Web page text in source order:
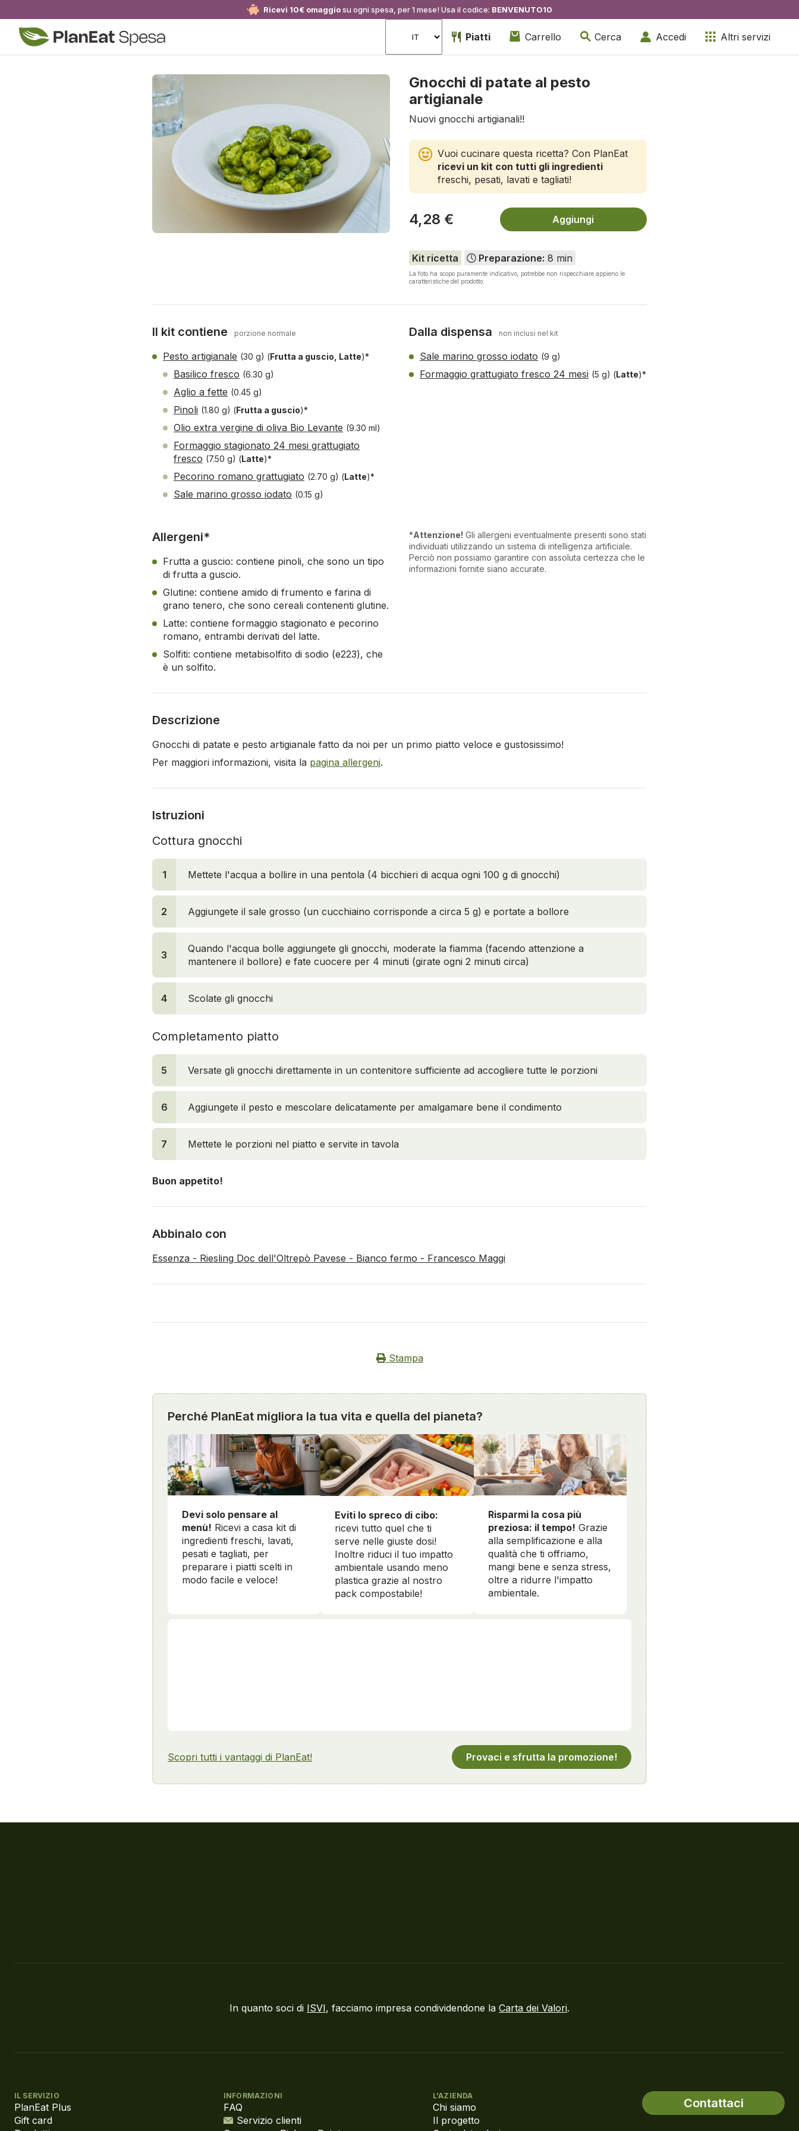
Ricevi 10€ omaggiosu ogni spesa, per 1 mese! Usa il codice: BENVENUTO10
Piatti Carrello Cerca Accedi Altri servizi
Gnocchi di patate al pesto
artigianale
Nuovi gnocchi artigianali!!
Vuoi cucinare questa ricetta? Con PlanEat
ricevi un kit con tutti gli ingredienti
freschi, pesati, lavati e tagliati!
4,28 € Aggiungi
Kit ricetta Preparazione: 8 min
La foto ha scopo puramente indicativo, potrebbe non rispecchiare appieno le
caratteristiche del prodotto.
Il kit contiene porzione normale
Pesto artigianale (30 g) (Frutta a guscio, Latte)*
Basilico fresco (6.30 g)
Aglio a fette (0.45 g)
Pinoli (1.80 g) (Frutta a guscio)*
Olio extra vergine di oliva Bio Levante (9.30 ml)
Formaggio stagionato 24 mesi grattugiato
fresco (7.50 g) (Latte)*
Pecorino romano grattugiato (2.70 g) (Latte)*
Sale marino grosso iodato (0.15 g)
Dalla dispensa non inclusi nel kit
Sale marino grosso iodato (9 g)
Formaggio grattugiato fresco 24 mesi (5 g) (Latte)*
Allergeni*
Frutta a guscio: contiene pinoli, che sono un tipo
di frutta a guscio.
Glutine: contiene amido di frumento e farina di
grano tenero, che sono cereali contenenti glutine.
Latte: contiene formaggio stagionato e pecorino
romano, entrambi derivati del latte.
Solfiti: contiene metabisolfito di sodio (e223), che
è un solfito.
*Attenzione! Gli allergeni eventualmente presenti sono stati
individuati utilizzando un sistema di intelligenza artificiale.
Perciò non possiamo garantire con assoluta certezza che le
informazioni fornite siano accurate.
Descrizione
Gnocchi di patate e pesto artigianale fatto da noi per un primo piatto veloce e gustosissimo!
Per maggiori informazioni, visita la pagina allergeni.
Istruzioni
Cottura gnocchi
1 Mettete l'acqua a bollire in una pentola (4 bicchieri di acqua ogni 100 g di gnocchi)
2 Aggiungete il sale grosso (un cucchiaino corrisponde a circa 5 g) e portate a bollore
3
Quando l'acqua bolle aggiungete gli gnocchi, moderate la fiamma (facendo attenzione a
mantenere il bollore) e fate cuocere per 4 minuti (girate ogni 2 minuti circa)
4 Scolate gli gnocchi
Completamento piatto
5 Versate gli gnocchi direttamente in un contenitore sufficiente ad accogliere tutte le porzioni
6 Aggiungete il pesto e mescolare delicatamente per amalgamare bene il condimento
12 Mettete le porzioni nel piatto e servite in tavola
7
Buon appetito!
Abbinalo con
Essenza - Riesling Doc dell'Oltrepò Pavese - Bianco fermo - Francesco Maggi
Stampa
Perché PlanEat migliora la tua vita e quella del pianeta?
Devi solo pensare al
menù! Ricevi a casa kit di
ingredienti freschi, lavati,
pesati e tagliati, per
preparare i piatti scelti in
modo facile e veloce!
Eviti lo spreco di cibo:
ricevi tutto quel che ti
serve nelle giuste dosi!
Inoltre riduci il tuo impatto
ambientale usando meno
plastica grazie al nostro
pack compostabile!
Risparmi la cosa più
preziosa: il tempo! Grazie
alla semplificazione e alla
qualità che ti offriamo,
mangi bene e senza stress,
oltre a ridurre l'impatto
ambientale.
Scopri tutti i vantaggi di PlanEat! Provaci e sfrutta la promozione!
In quanto soci di ISVI, facciamo impresa condividendone la Carta dei Valori.
IL SERVIZIO
PlanEat Plus
Gift card
INFORMAZIONI
FAQ
Servizio clienti
L'AZIENDA
Chi siamo
Il progetto
Contattaci